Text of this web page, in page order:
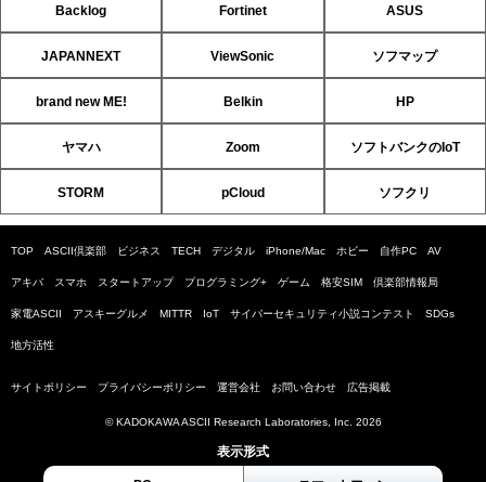
Backlog Fortinet ASUS
JAPANNEXT ViewSonic ソフマップ
brand new ME! Belkin HP
ヤマハ Zoom ソフトバンクのIoT
STORM pCloud ソフクリ
TOP ASCII倶楽部 ビジネス TECH デジタル iPhone/Mac ホビー 自作PC AV
アキバ スマホ スタートアップ プログラミング+ ゲーム 格安SIM 倶楽部情報局
家電ASCII アスキーグルメ MITTR IoT サイバーセキュリティ小説コンテスト SDGs
地方活性
サイトポリシー プライバシーポリシー 運営会社 お問い合わせ 広告掲載
© KADOKAWA ASCII Research Laboratories, Inc. 2026
表示形式